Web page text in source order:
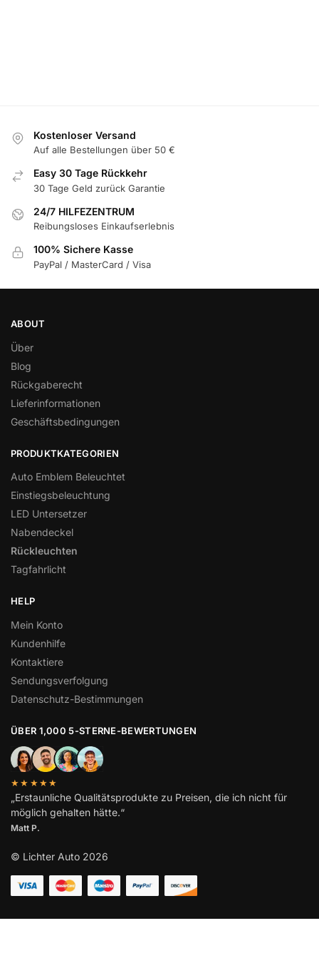
Kostenloser Versand
Auf alle Bestellungen über 50 €
Easy 30 Tage Rückkehr
30 Tage Geld zurück Garantie
24/7 HILFEZENTRUM
Reibungsloses Einkaufserlebnis
100% Sichere Kasse
PayPal / MasterCard / Visa
ABOUT
Über
Blog
Rückgaberecht
Lieferinformationen
Geschäftsbedingungen
PRODUKTKATEGORIEN
Auto Emblem Beleuchtet
Einstiegsbeleuchtung
LED Untersetzer
Nabendeckel
Rückleuchten
Tagfahrlicht
HELP
Mein Konto
Kundenhilfe
Kontaktiere
Sendungsverfolgung
Datenschutz-Bestimmungen
ÜBER 1,000 5-STERNE-BEWERTUNGEN
★★★★★
„Erstaunliche Qualitätsprodukte zu Preisen, die ich nicht für
möglich gehalten hätte.“
Matt P.
© Lichter Auto 2026